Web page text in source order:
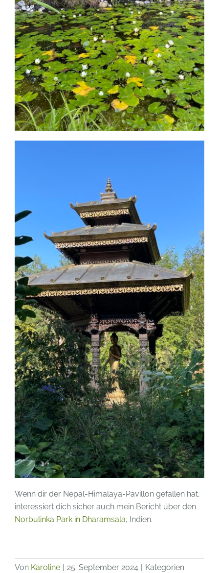
Wenn dir der Nepal-Himalaya-Pavillon gefallen hat,
interessiert dich sicher auch mein Bericht über den
Norbulinka Park in Dharamsala, Indien.
Von Karoline 25. September 2024
Kategorien: